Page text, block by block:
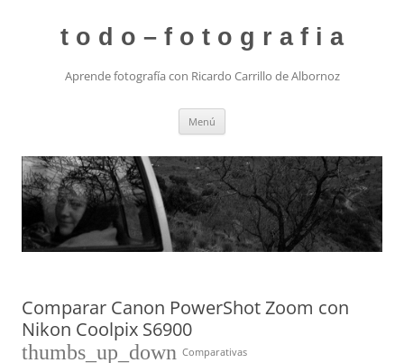
t o d o – f o t o g r a f i a
Aprende fotografía con Ricardo Carrillo de Albornoz
Menú
Comparar Canon PowerShot Zoom con
Nikon Coolpix S6900
thumbs_up_down Comparativas